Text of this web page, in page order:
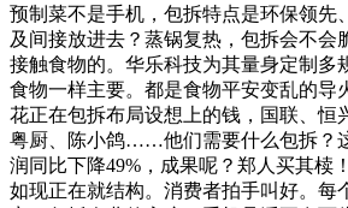
预制菜不是手机，包拆特点是环保领先
及间接放进去？蒸锅复热，包拆会不会
接触食物的。华乐科技为其量身定制多
食物一样主要。都是食物平安变乱的导
花正在包拆布局设想上的钱，国联、恒
粤厨、陈小鸽……他们需要什么包拆？
润同比下降49%，成果呢？郑人买其椟
如现正在就结构。消费者拍手叫好。每